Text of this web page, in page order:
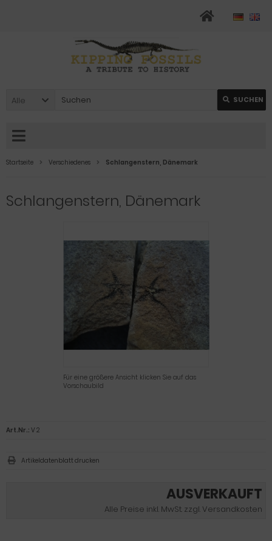
Alle SUCHEN
Startseite Verschiedenes Schlangenstern, Dänemark
Schlangenstern, Dänemark
Für eine größere Ansicht klicken Sie auf das
Vorschaubild
AUSVERKAUFT
Alle Preise inkl. MwSt. zzgl. Versandkosten
Art.Nr.: V 2
Artikeldatenblatt drucken